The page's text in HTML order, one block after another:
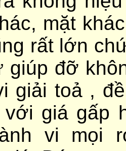
mặt
rất lớn
giúp đỡ
giải toả ,
giá gấp
vi mọi